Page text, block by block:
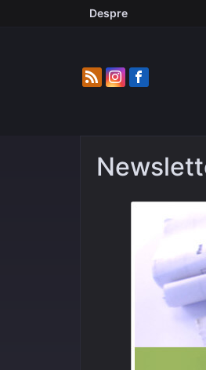
Despre